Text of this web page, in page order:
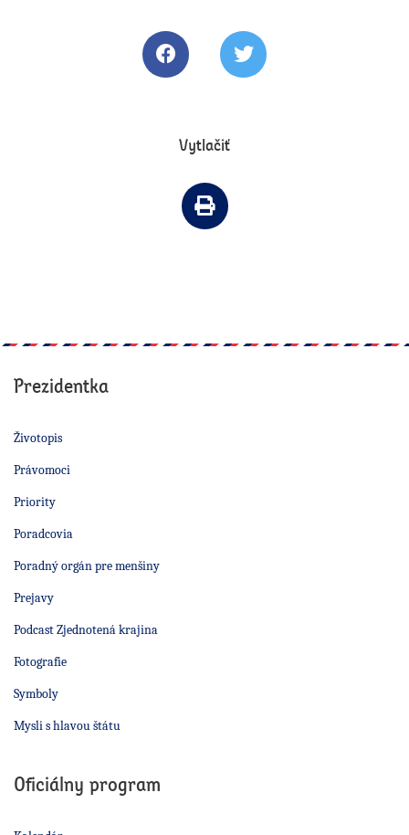
Zdielať článok na Facebooku
Tweetovať článok
Vytlačiť
Vytlačiť článok
Prezidentka
Životopis
Právomoci
Priority
Poradcovia
Poradný orgán pre menšiny
Prejavy
Podcast Zjednotená krajina
Fotografie
Symboly
Mysli s hlavou štátu
Oficiálny program